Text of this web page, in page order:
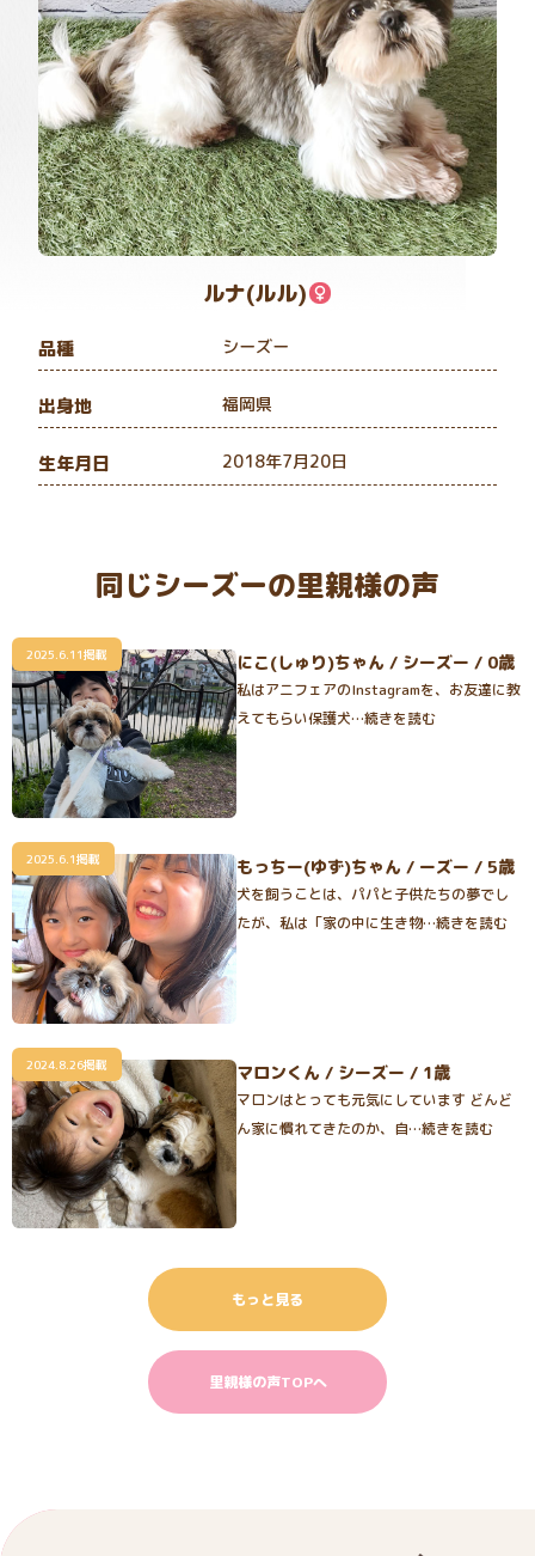
ルナ(ルル)
品種 シーズー
出身地 福岡県
生年月日 2018年7月20日
同じシーズーの里親様の声
2025.6.11掲載 にこ(しゅり)ちゃん / シーズー / 0歳
私はアニフェアのInstagramを、お友達に教
えてもらい保護犬…続きを読む
2025.6.1掲載 もっちー(ゆず)ちゃん / ーズー / 5歳
犬を飼うことは、パパと子供たちの夢でし
たが、私は「家の中に生き物…続きを読む
2024.8.26掲載 マロンくん / シーズー / 1歳
マロンはとっても元気にしています どんど
ん家に慣れてきたのか、自…続きを読む
もっと見る
里親様の声TOPへ